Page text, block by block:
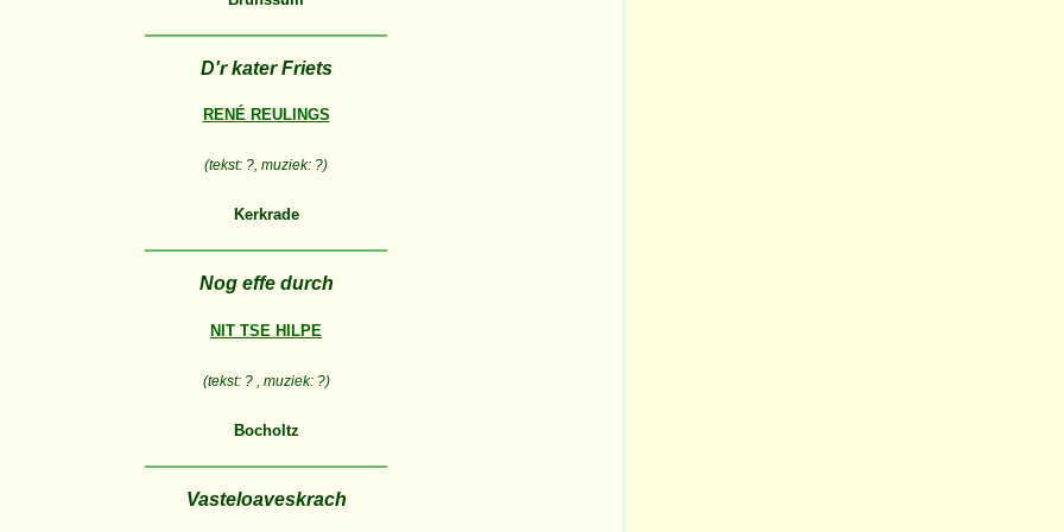
D'r kater Friets
RENÉ REULINGS
(tekst: ?, muziek: ?)
Kerkrade
Nog effe durch
NIT TSE HILPE
(tekst: ? , muziek: ?)
Bocholtz
Vasteloaveskrach